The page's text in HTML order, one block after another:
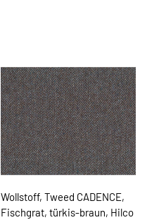
Wollstoff, Tweed CADENCE,
Fischgrat, türkis-braun, Hilco